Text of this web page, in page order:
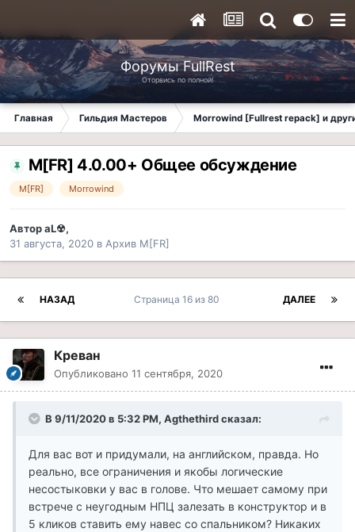
Форумы FullRest
Оторвись по полной!
Главная Гильдия Мастеров Morrowind [Fullrest repack] и
M[FR] 4.0.00+ Общее обсуждение
M[FR] Morrowind
АвторaL☢,
31 августа, 2020 в Архив M[FR]
НАЗАД ДАЛЕЕ
Страница 16 из 80
Креван
Опубликовано 11 сентября, 2020
В 9/11/2020 в 5:32 PM, Agthethird сказал:
Для вас вот и придумали, на английском, правда. Но
реально, все ограничения и якобы логические
несостыковки у вас в голове. Что мешает самому при
встрече с неугодным НПЦ залезать в конструктор и в
5 кликов ставить ему навес со спальником? Никаких